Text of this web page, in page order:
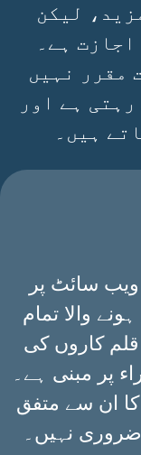
لیکن
اجازت ہے۔
مقرر نہیں
ہے اور
ہیں۔
سائٹ پر
والا تمام
قلم کاروں کی
پر مبنی ہے۔
کا ان سے متفق
ضروری نہیں۔